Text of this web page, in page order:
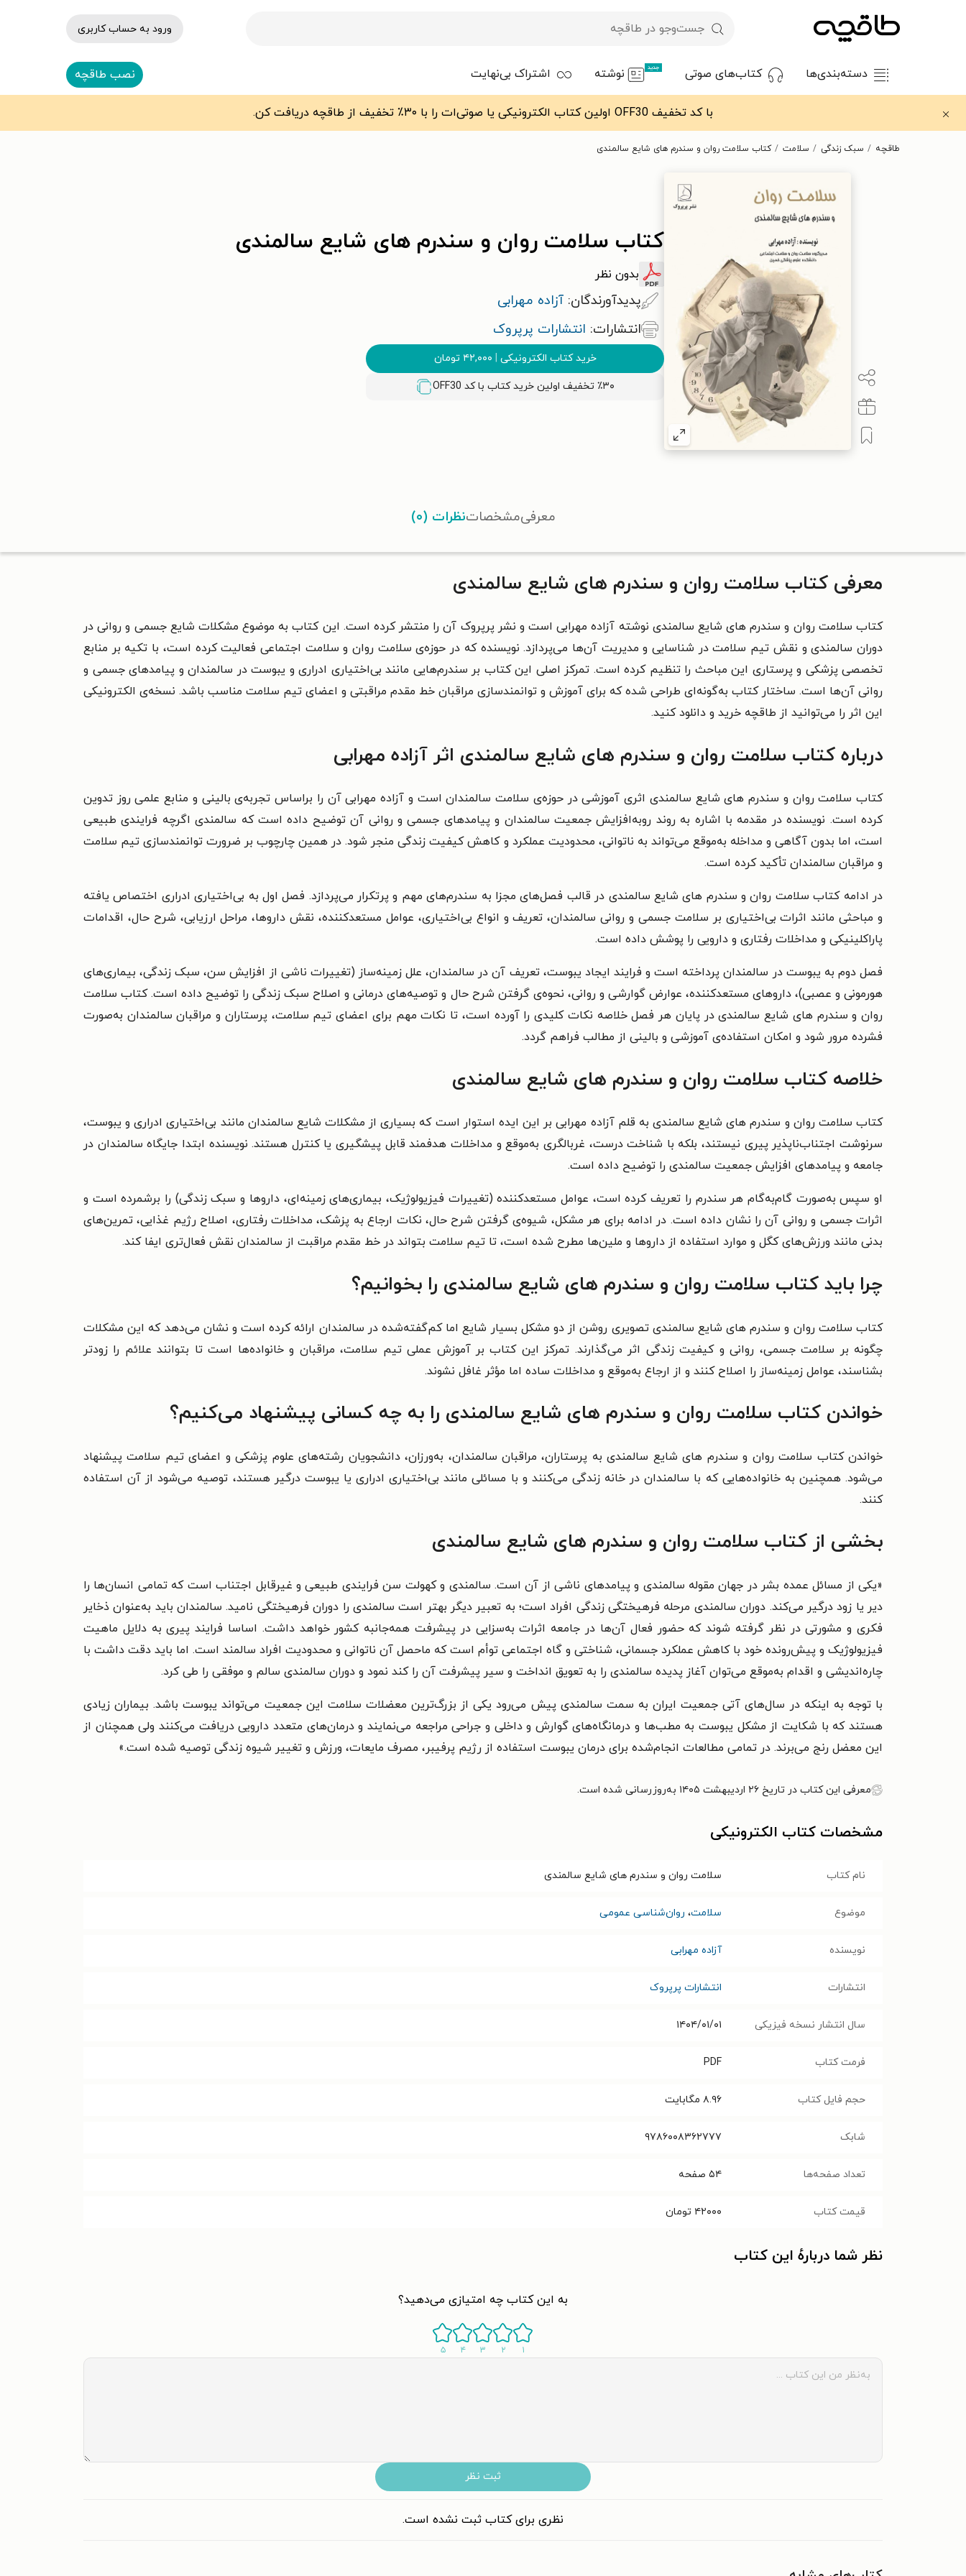
ورود به حساب کاربری
دسته‌بندی‌ها کتاب‌های صوتی جدید نوشته اشتراک بی‌نهایت نصب طاقچه
با کد تخفیف OFF30 اولین کتاب الکترونیکی یا صوتی‌ات را با ۳۰٪ تخفیف از طاقچه دریافت کن.
طاقچه سبک زندگی سلامت کتاب سلامت روان و سندرم های شایع سالمندی
کتاب سلامت روان و سندرم های شایع سالمندی
بدون نظر
پدیدآورندگان: آزاده مهرابی
انتشارات: انتشارات پرپروک
خرید کتاب الکترونیکی | ۴۲,۰۰۰ تومان
٪۳۰ تخفیف اولین خرید کتاب با کد OFF30
معرفیمشخصاتنظرات (۰)
معرفی کتاب سلامت روان و سندرم های شایع سالمندی
کتاب سلامت روان و سندرم‌ های شایع سالمندی نوشته‌ آزاده مهرابی است و نشر پرپروک آن را منتشر کرده است. این کتاب به موضوع مشکلات شایع جسمی و روانی در
دوران سالمندی و نقش تیم سلامت در شناسایی و مدیریت آن‌ها می‌پردازد. نویسنده که در حوزه‌ی سلامت روان و سلامت اجتماعی فعالیت کرده است، با تکیه‌ بر منابع
تخصصی پزشکی و پرستاری این مباحث را تنظیم کرده است. تمرکز اصلی این کتاب بر سندرم‌هایی مانند بی‌اختیاری ادراری و یبوست در سالمندان و پیامدهای جسمی و
روانی آن‌ها است. ساختار کتاب به‌گونه‌ای طراحی شده که برای آموزش و توانمندسازی مراقبان خط مقدم مراقبتی و اعضای تیم سلامت مناسب باشد. نسخه‌ی الکترونیکی
این اثر را می‌توانید از طاقچه خرید و دانلود کنید.
درباره کتاب سلامت روان و سندرم های شایع سالمندی اثر آزاده مهرابی
کتاب سلامت روان و سندرم‌ های شایع سالمندی اثری آموزشی در حوزه‌ی سلامت سالمندان است و آزاده مهرابی آن را براساس تجربه‌ی بالینی و منابع علمی روز تدوین
کرده است. نویسنده در مقدمه با اشاره به روند رو‌به‌افزایش جمعیت سالمندان و پیامدهای جسمی و روانی آن توضیح داده است که سالمندی اگرچه فرایندی طبیعی
است، اما بدون آگاهی و مداخله به‌موقع می‌تواند به ناتوانی، محدودیت عملکرد و کاهش کیفیت زندگی منجر شود. در همین چارچوب بر ضرورت توانمندسازی تیم سلامت
و مراقبان سالمندان تأکید کرده است.
در ادامه کتاب سلامت روان و سندرم‌ های شایع سالمندی در قالب فصل‌های مجزا به سندرم‌های مهم و پرتکرار می‌پردازد. فصل اول به بی‌اختیاری ادراری اختصاص یافته
و مباحثی مانند اثرات بی‌اختیاری بر سلامت جسمی و روانی سالمندان، تعریف و انواع بی‌اختیاری، عوامل مستعدکننده، نقش داروها، مراحل ارزیابی، شرح حال، اقدامات
پاراکلینیکی و مداخلات رفتاری و دارویی را پوشش داده است.
فصل دوم به یبوست در سالمندان پرداخته است و فرایند ایجاد یبوست، تعریف آن در سالمندان، علل زمینه‌ساز (تغییرات ناشی از افزایش سن، سبک زندگی، بیماری‌های
هورمونی و عصبی)، داروهای مستعدکننده، عوارض گوارشی و روانی، نحوه‌ی گرفتن شرح حال و توصیه‌های درمانی و اصلاح سبک زندگی را توضیح داده است. کتاب سلامت
روان و سندرم‌ های شایع سالمندی در پایان هر فصل خلاصه نکات کلیدی را آورده است، تا نکات مهم برای اعضای تیم سلامت، پرستاران و مراقبان سالمندان به‌صورت
فشرده مرور شود و امکان استفاده‌ی آموزشی و بالینی از مطالب فراهم گردد.
خلاصه کتاب سلامت روان و سندرم های شایع سالمندی
کتاب سلامت روان و سندرم‌ های شایع سالمندی به قلم آزاده مهرابی بر این ایده استوار است که بسیاری از مشکلات شایع سالمندان مانند بی‌اختیاری ادراری و یبوست،
سرنوشت اجتناب‌ناپذیر پیری نیستند، بلکه با شناخت درست، غربالگری به‌موقع و مداخلات هدفمند قابل پیشگیری یا کنترل هستند. نویسنده ابتدا جایگاه سالمندان در
جامعه و پیامدهای افزایش جمعیت سالمندی را توضیح داده است.
او سپس به‌صورت گام‌به‌گام هر سندرم را تعریف کرده است، عوامل مستعدکننده (تغییرات فیزیولوژیک، بیماری‌های زمینه‌ای، داروها و سبک زندگی) را برشمرده است و
اثرات جسمی و روانی آن را نشان داده است. در ادامه برای هر مشکل، شیوه‌ی گرفتن شرح حال، نکات ارجاع به پزشک، مداخلات رفتاری، اصلاح رژیم غذایی، تمرین‌های
بدنی مانند ورزش‌های کگل و موارد استفاده از داروها و ملین‌ها مطرح شده است، تا تیم سلامت بتواند در خط مقدم مراقبت از سالمندان نقش فعال‌تری ایفا کند.
چرا باید کتاب سلامت روان و سندرم های شایع سالمندی را بخوانیم؟
کتاب سلامت روان و سندرم‌ های شایع سالمندی تصویری روشن از دو مشکل بسیار شایع اما کم‌گفته‌شده در سالمندان ارائه کرده است و نشان می‌دهد که این مشکلات
چگونه بر سلامت جسمی، روانی و کیفیت زندگی اثر می‌گذارند. تمرکز این کتاب بر آموزش عملی تیم سلامت، مراقبان و خانواده‌ها است تا بتوانند علائم را زودتر
بشناسند، عوامل زمینه‌ساز را اصلاح کنند و از ارجاع به‌موقع و مداخلات ساده اما مؤثر غافل نشوند.
خواندن کتاب سلامت روان و سندرم های شایع سالمندی را به چه کسانی پیشنهاد می‌کنیم؟
خواندن کتاب سلامت روان و سندرم‌ های شایع سالمندی به پرستاران، مراقبان سالمندان، به‌ورزان، دانشجویان رشته‌های علوم پزشکی و اعضای تیم سلامت پیشنهاد
می‌شود. همچنین به خانواده‌هایی که با سالمندان در خانه زندگی می‌کنند و با مسائلی مانند بی‌اختیاری ادراری یا یبوست درگیر هستند، توصیه می‌شود از آن استفاده
کنند.
بخشی از کتاب سلامت روان و سندرم های شایع سالمندی
«یکی از مسائل عمده بشر در جهان مقوله سالمندی و پیامدهای ناشی از آن است. سالمندی و کهولت سن فرایندی طبیعی و غیرقابل اجتناب است که تمامی انسان‌ها را
دیر یا زود درگیر می‌کند. دوران سالمندی مرحله فرهیختگی زندگی افراد است؛ به تعبیر دیگر بهتر است سالمندی را دوران فرهیختگی نامید. سالمندان باید به‌عنوان ذخایر
فکری و مشورتی در نظر گرفته شوند که حضور فعال آن‌ها در جامعه اثرات به‌سزایی در پیشرفت همه‌جانبه کشور خواهد داشت. اساسا فرایند پیری به دلایل ماهیت
فیزیولوژیک و پیش‌رونده خود با کاهش عملکرد جسمانی، شناختی و گاه اجتماعی توأم است که ماحصل آن ناتوانی و محدودیت افراد سالمند است. اما باید دقت داشت با
چاره‌اندیشی و اقدام به‌موقع می‌توان آغاز پدیده سالمندی را به تعویق انداخت و سیر پیشرفت آن را کند نمود و دوران سالمندی سالم و موفقی را طی کرد.
با توجه به اینکه در سال‌های آتی جمعیت ایران به سمت سالمندی پیش می‌رود یکی از بزرگ‌ترین معضلات سلامت این جمعیت می‌تواند یبوست باشد. بیماران زیادی
هستند که با شکایت از مشکل یبوست به مطب‌ها و درمانگاه‌های گوارش و داخلی و جراحی مراجعه می‌نمایند و درمان‌های متعدد دارویی دریافت می‌کنند ولی همچنان از
این معضل رنج می‌برند. در تمامی مطالعات انجام‌شده برای درمان یبوست استفاده از رژیم پرفیبر، مصرف مایعات، ورزش و تغییر شیوه زندگی توصیه شده است.»
معرفی این کتاب در تاریخ ۲۶ اردیبهشت ۱۴۰۵ به‌روزرسانی شده است.
مشخصات کتاب الکترونیکی
نام کتاب سلامت روان و سندرم های شایع سالمندی
موضوع سلامت، روان‌شناسی عمومی
نویسنده آزاده مهرابی
انتشارات انتشارات پرپروک
سال انتشار نسخه فیزیکی ۱۴۰۴/۰۱/۰۱
فرمت کتاب PDF
حجم فایل کتاب ۸.۹۶ مگابایت
شابک ۹۷۸۶۰۰۸۳۶۲۷۷۷
تعداد صفحه‌ها ۵۴ صفحه
قیمت کتاب ۴۲۰۰۰ تومان
نظر شما دربارهٔ این کتاب
به این کتاب چه امتیازی می‌دهید؟
۱ ۲ ۳ ۴ ۵
ثبت نظر
نظری برای کتاب ثبت نشده است.